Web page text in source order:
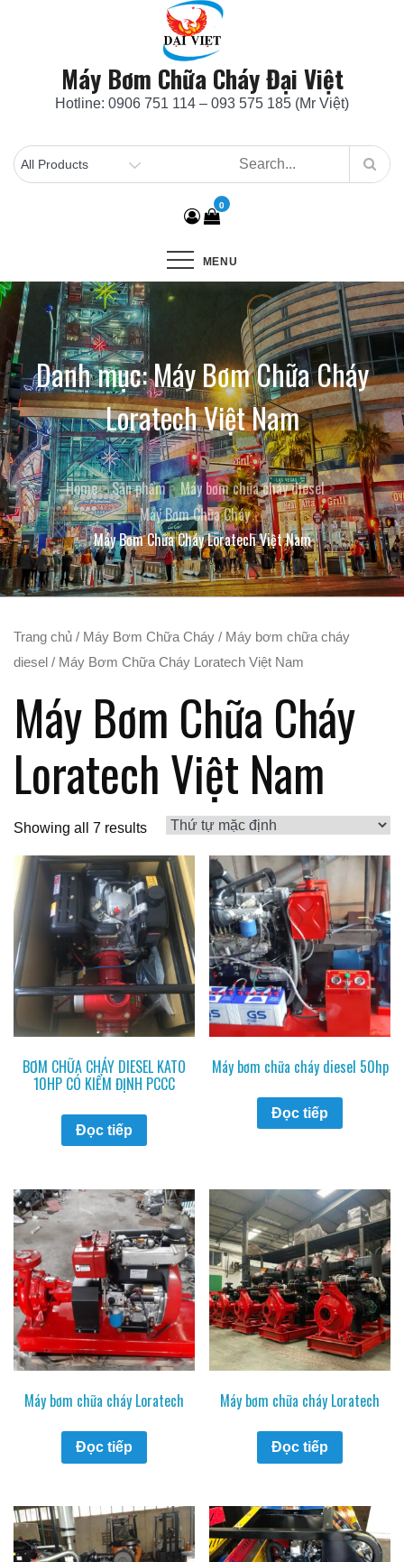
Máy Bơm Chữa Cháy Đại Việt
Hotline: 0906 751 114 – 093 575 185 (Mr Việt)
0
MENU
Danh mục:Máy Bơm Chữa Cháy
Loratech Việt Nam
Home Sản phẩm
Máy bơm chữa cháy diesel
Máy Bơm Chữa Cháy
Máy Bơm Chữa Cháy Loratech Việt Nam
Trang chủ / Máy Bơm Chữa Cháy / Máy bơm chữa cháy
diesel / Máy Bơm Chữa Cháy Loratech Việt Nam
Máy Bơm Chữa Cháy
Loratech Việt Nam
Showing all 7 results
BƠM CHỮA CHÁY DIESEL KATO
10HP CÓ KIỂM ĐỊNH PCCC
Đọc tiếp
Máy bơm chữa cháy diesel 50hp
Đọc tiếp
Máy bơm chữa cháy Loratech
Đọc tiếp
Máy bơm chữa cháy Loratech
Đọc tiếp